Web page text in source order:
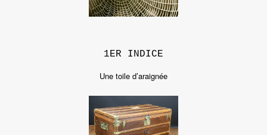
1ER INDICE
Une toile d’araignée